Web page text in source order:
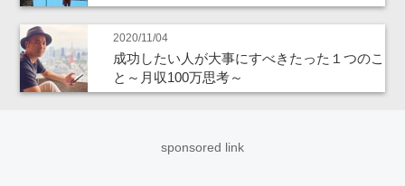
2020/11/04
成功したい人が大事にすべきたった１つのこ
と～月収100万思考～
sponsored link